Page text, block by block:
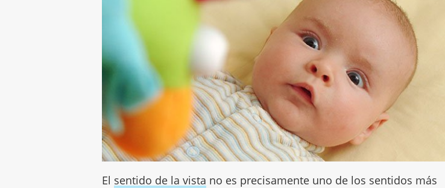
El sentido de la vista no es precisamente uno de los sentidos más